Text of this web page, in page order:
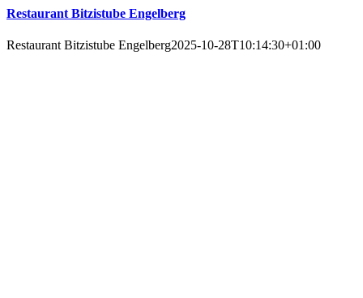
Restaurant Bitzistube Engelberg
Restaurant Bitzistube Engelberg2025-10-28T10:14:30+01:00